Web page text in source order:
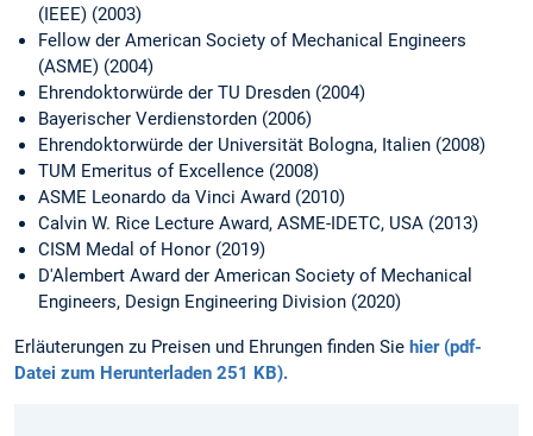
(IEEE) (2003)
Fellow der American Society of Mechanical Engineers
(ASME) (2004)
Ehrendoktorwürde der TU Dresden (2004)
Bayerischer Verdienstorden (2006)
Ehrendoktorwürde der Universität Bologna, Italien (2008)
TUM Emeritus of Excellence (2008)
ASME Leonardo da Vinci Award (2010)
Calvin W. Rice Lecture Award, ASME-IDETC, USA (2013)
CISM Medal of Honor (2019)
D'Alembert Award der American Society of Mechanical
Engineers, Design Engineering Division (2020)
Erläuterungen zu Preisen und Ehrungen finden Sie hier (pdf-
Datei zum Herunterladen 251 KB).